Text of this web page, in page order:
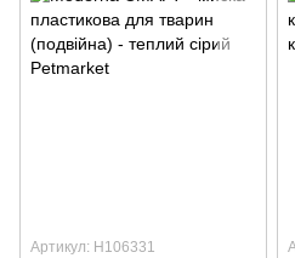
Артикул: H106331